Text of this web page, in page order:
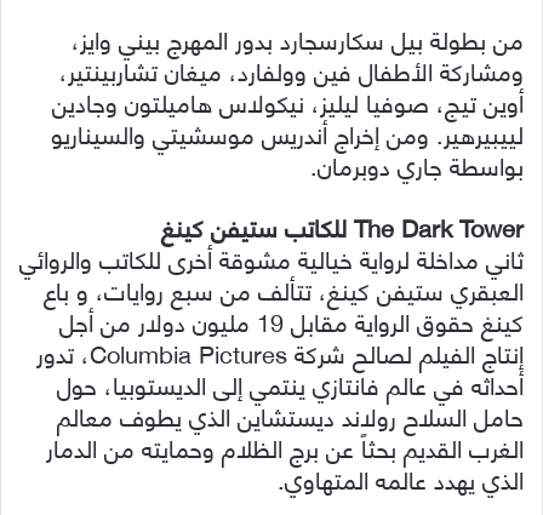
من بطولة بيل سكارسجارد بدور المهرج بيني وايز،
ومشاركة الأطفال فين وولفارد، ميغان تشاربينتير،
أوين تيج، صوفيا ليليز، نيكولاس هاميلتون وجادين
لييبيرهير. ومن إخراج أندريس موسشيتي والسيناريو
بواسطة جاري دوبرمان.
The Dark Tower للكاتب ستيفن كينغ
ثاني مداخلة لرواية خيالية مشوقة أخرى للكاتب والروائي
العبقري ستيفن كينغ، تتألف من سبع روايات، و باع
كينغ حقوق الرواية مقابل 19 مليون دولار من أجل
إنتاج الفيلم لصالح شركة Columbia Pictures، تدور
أحداثه في عالم فانتازي ينتمي إلى الديستوبيا، حول
حامل السلاح رولاند ديستشاين الذي يطوف معالم
الغرب القديم بحثاً عن برج الظلام وحمايته من الدمار
الذي يهدد عالمه المتهاوي.